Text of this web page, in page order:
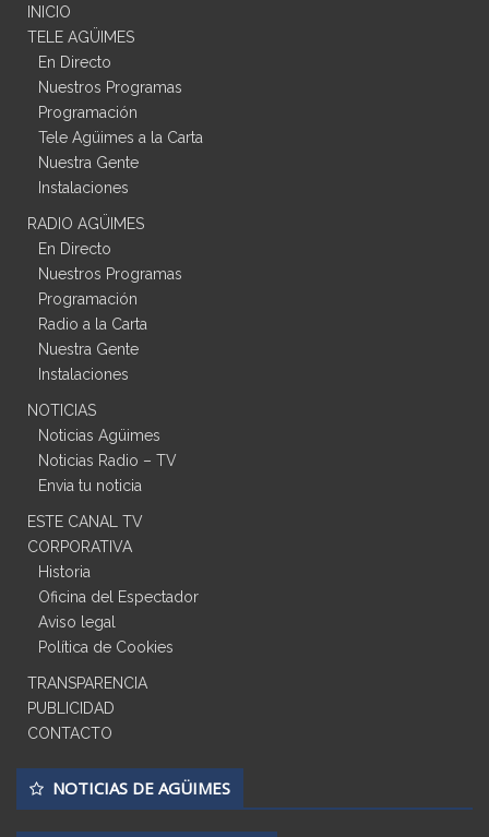
INICIO
TELE AGÜIMES
En Directo
Nuestros Programas
Programación
Tele Agüimes a la Carta
Nuestra Gente
Instalaciones
RADIO AGÜIMES
En Directo
Nuestros Programas
Programación
Radio a la Carta
Nuestra Gente
Instalaciones
NOTICIAS
Noticias Agüimes
Noticias Radio – TV
Envia tu noticia
ESTE CANAL TV
CORPORATIVA
Historia
Oficina del Espectador
Aviso legal
Política de Cookies
TRANSPARENCIA
PUBLICIDAD
CONTACTO
NOTICIAS DE AGÜIMES